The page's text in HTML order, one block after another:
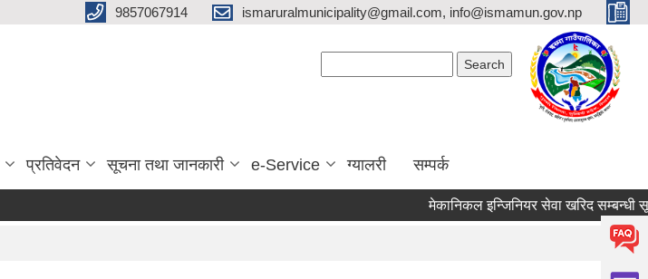
9857067914 ismaruralmunicipality@gmail.com, info@ismamun.gov.np
प्रतिवेदन सूचना तथा जानकारी e-Service ग्यालरी सम्पर्क
मेकानिकल इन्जिनियर सेवा खरिद सम्बन्धी सूचना ।